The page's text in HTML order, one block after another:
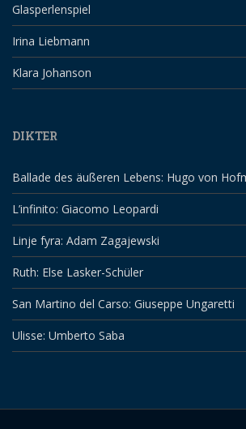
Glasperlenspiel
Irina Liebmann
Klara Johanson
DIKTER
Ballade des äußeren Lebens: Hugo von
L’infinito: Giacomo Leopardi
Linje fyra: Adam Zagajewski
Ruth: Else Lasker-Schüler
San Martino del Carso: Giuseppe Ungaretti
Ulisse: Umberto Saba